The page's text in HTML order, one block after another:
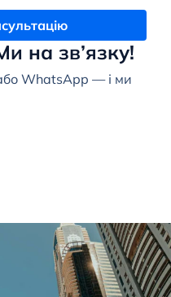
на зв’язку!
WhatsApp — і ми